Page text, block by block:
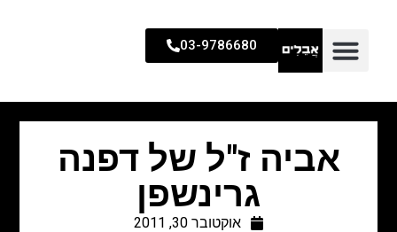
03-9786680
אביה ז"ל של דפנה
גרינשפן
אוקטובר 30, 2011